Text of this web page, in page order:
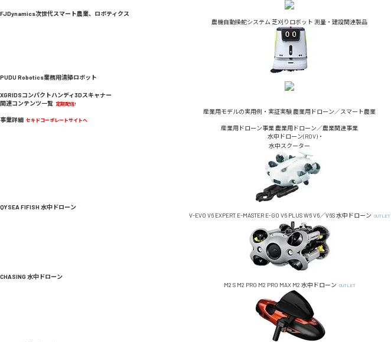
FJDynamics次世代スマート農業、ロボティクス
農機自動操舵システム 芝刈りロボット 測量・建設関連製品
PUDU Robotics業務用清掃ロボット
XGRIDSコンパクトハンディ3Dスキャナー
関連コンテンツ一覧 定期配信!
産業用モデルの実用例・実証実験農業用ドローン／スマート農業
事業詳細 セキドコーポレートサイトへ
産業用ドローン事業農業用ドローン／農業関連事業
水中ドローン(ROV)・
水中スクーター
QYSEA FIFISH 水中ドローン
V-EVO V6 EXPERT E-MASTER E-GO V6 PLUS W6 V6／V6S 水中ドローン OUTLET
CHASING 水中ドローン
M2 S M2 PRO M2 PRO MAX M2 水中ドローン OUTLET